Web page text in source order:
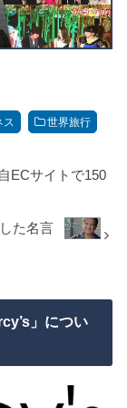
ス 世界旅行
ECサイトで150
た名言
」につい